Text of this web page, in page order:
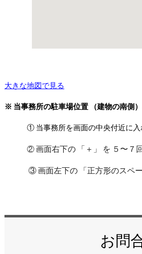
大きな地図で見る
※ 当事務所の駐車場位置 （建物の南側
① 当事務所を画面の中央付近に入
②画面右下の 「＋」 を ５〜７
③ 画面左下の 「正方形のスペー
お問